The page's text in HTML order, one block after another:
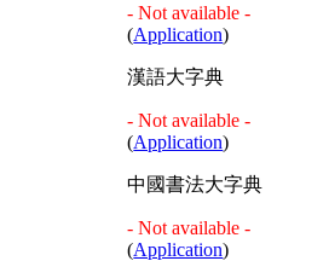
- Not available -
(Application)
漢語大字典
- Not available -
(Application)
中國書法大字典
- Not available -
(Application)